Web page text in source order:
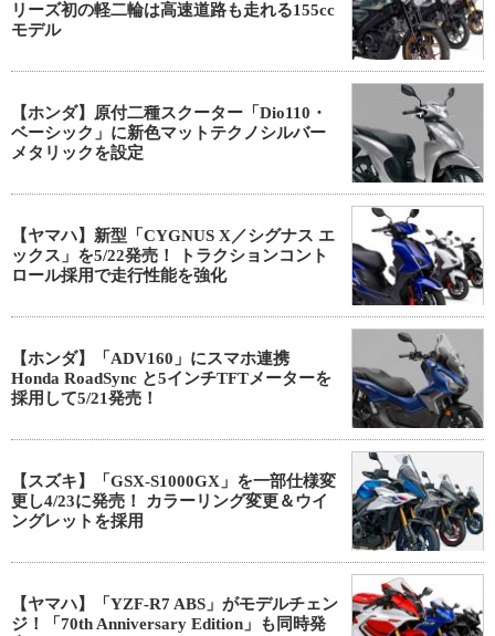
リーズ初の軽二輪は高速道路も走れる155cc
モデル
【ホンダ】原付二種スクーター「Dio110・
ベーシック」に新色マットテクノシルバー
メタリックを設定
【ヤマハ】新型「CYGNUS X／シグナス エ
ックス」を5/22発売！ トラクションコント
ロール採用で走行性能を強化
【ホンダ】「ADV160」にスマホ連携
Honda RoadSync と5インチTFTメーターを
採用して5/21発売！
【スズキ】「GSX-S1000GX」を一部仕様変
更し4/23に発売！ カラーリング変更＆ウイ
ングレットを採用
【ヤマハ】「YZF-R7 ABS」がモデルチェン
ジ！「70th Anniversary Edition」も同時発